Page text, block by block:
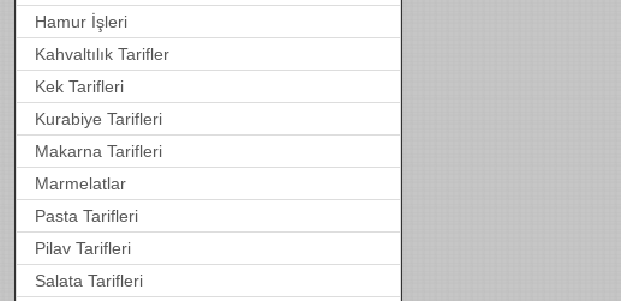
Hamur İşleri
Kahvaltılık Tarifler
Kek Tarifleri
Kurabiye Tarifleri
Makarna Tarifleri
Marmelatlar
Pasta Tarifleri
Pilav Tarifleri
Salata Tarifleri